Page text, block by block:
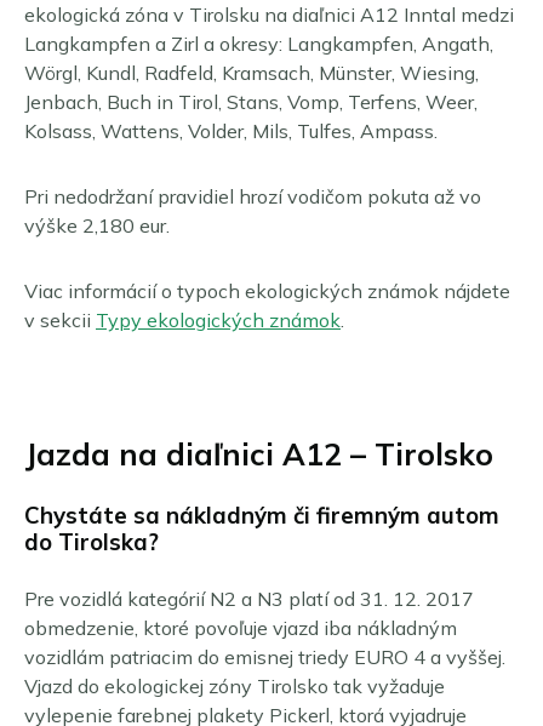
ekologická zóna v Tirolsku na diaľnici A12 Inntal medzi
Langkampfen a Zirl a okresy: Langkampfen, Angath,
Wörgl, Kundl, Radfeld, Kramsach, Münster, Wiesing,
Jenbach, Buch in Tirol, Stans, Vomp, Terfens, Weer,
Kolsass, Wattens, Volder, Mils, Tulfes, Ampass.
Pri nedodržaní pravidiel hrozí vodičom pokuta až vo
výške 2,180 eur.
Viac informácií o typoch ekologických známok nájdete
v sekcii Typy ekologických známok
Jazda na diaľnici A12 – Tirolsko
Chystáte sa nákladným či firemným autom
do Tirolska?
Pre vozidlá kategórií N2 a N3 platí od 31. 12. 2017
obmedzenie, ktoré povoľuje vjazd iba nákladným
vozidlám patriacim do emisnej triedy EURO 4 a vyššej.
Vjazd do ekologickej zóny Tirolsko tak vyžaduje
vylepenie farebnej plakety Pickerl, ktorá vyjadruje